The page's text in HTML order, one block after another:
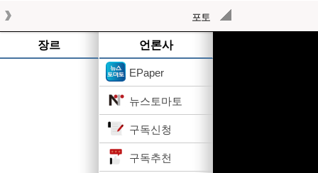
포토
장르 언론사
EPaper
뉴스토마토
구독신청
구독추천
작성된 기사가 없습니다.